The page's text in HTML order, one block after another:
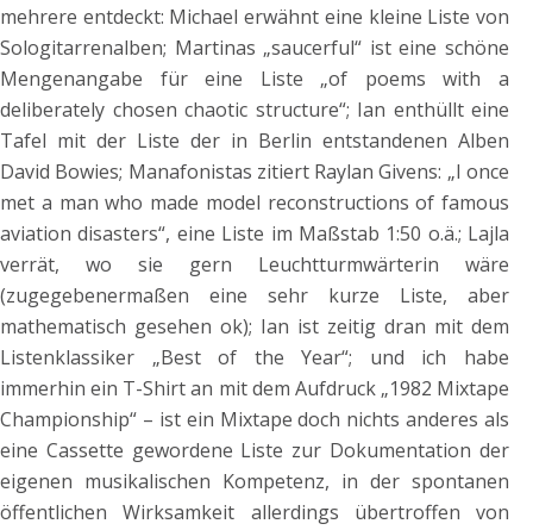
mehrere entdeckt: Michael erwähnt eine kleine Liste von
Sologitarrenalben; Martinas „saucerful“ ist eine schöne
Mengenangabe für eine Liste „of poems with a
deliberately chosen chaotic structure“; Ian enthüllt eine
Tafel mit der Liste der in Berlin entstandenen Alben
David Bowies; Manafonistas zitiert Raylan Givens: „I once
met a man who made model reconstructions of famous
aviation disasters“, eine Liste im Maßstab 1:50 o.ä.; Lajla
verrät, wo sie gern Leuchtturmwärterin wäre
(zugegebenermaßen eine sehr kurze Liste, aber
mathematisch gesehen ok); Ian ist zeitig dran mit dem
Listenklassiker „Best of the Year“; und ich habe
immerhin ein T-Shirt an mit dem Aufdruck „1982 Mixtape
Championship“ – ist ein Mixtape doch nichts anderes als
eine Cassette gewordene Liste zur Dokumentation der
eigenen musikalischen Kompetenz, in der spontanen
öffentlichen Wirksamkeit allerdings übertroffen von